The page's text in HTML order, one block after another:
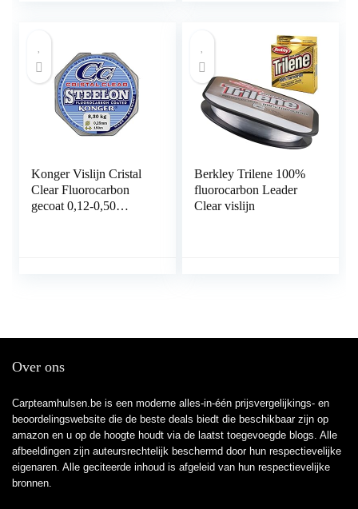
Konger Vislijn Cristal
Clear Fluorocarbon
gecoat 0,12-0,50
Berkley Trilene 100%
fluorocarbon Leader
Clear vislijn
Over ons
Carpteamhulsen.be is een moderne alles-in-één prijsvergelijkings- en
beoordelingswebsite die de beste deals biedt die beschikbaar zijn op
amazon en u op de hoogte houdt via de laatst toegevoegde blogs. Alle
afbeeldingen zijn auteursrechtelijk beschermd door hun respectievelijke
eigenaren. Alle geciteerde inhoud is afgeleid van hun respectievelijke
bronnen.